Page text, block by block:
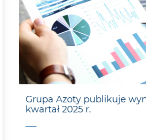
Grupa Azoty publikuje
kwartał 2025 r.